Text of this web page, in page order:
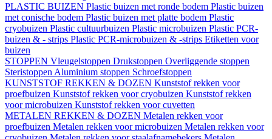
PLASTIC BUIZEN Plastic buizen met ronde bodem Plastic buizen
met conische bodem Plastic buizen met platte bodem Plastic
cryobuizen Plastic cultuurbuizen Plastic microbuizen Plastic PCR-
buizen & - strips Plastic PCR-microbuizen & -strips Etiketten voor
buizen
STOPPEN Vleugelstoppen Drukstoppen Overliggende stoppen
Steristoppen Aluminium stoppen Schroefstoppen
KUNSTSTOF REKKEN & DOZEN Kunststof rekken voor
proefbuizen Kunststof rekken voor cryobuizen Kunststof rekken
voor microbuizen Kunststof rekken voor cuvetten
METALEN REKKEN & DOZEN Metalen rekken voor
proefbuizen Metalen rekken voor microbuizen Metalen rekken voor